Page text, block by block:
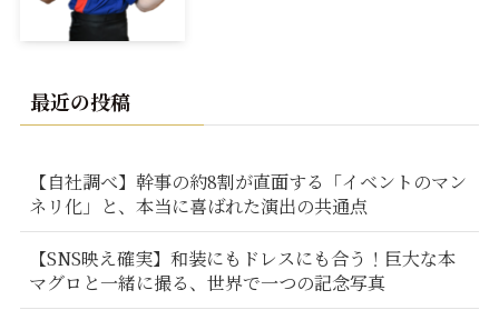
最近の投稿
【自社調べ】幹事の約8割が直面する「イベントのマン
ネリ化」と、本当に喜ばれた演出の共通点
【SNS映え確実】和装にもドレスにも合う！巨大な本
マグロと一緒に撮る、世界で一つの記念写真